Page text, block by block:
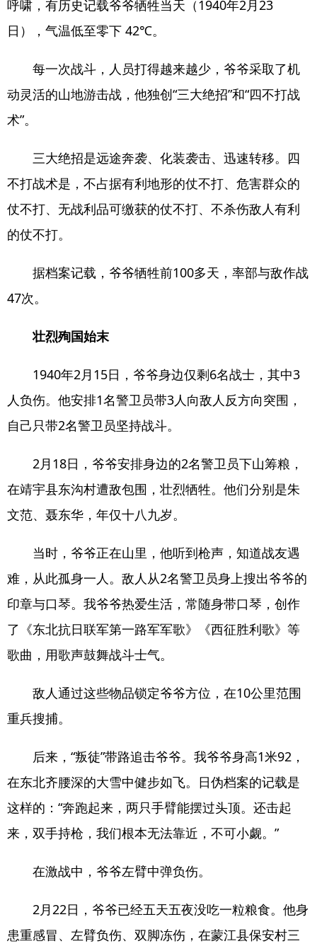
呼啸，有历史记载爷爷牺牲当天（1940年2月23
日），气温低至零下 42℃。
每一次战斗，人员打得越来越少，爷爷采取了机
动灵活的山地游击战，他独创“三大绝招”和“四不打战
术”。
三大绝招是远途奔袭、化装袭击、迅速转移。四
不打战术是，不占据有利地形的仗不打、危害群众的
仗不打、无战利品可缴获的仗不打、不杀伤敌人有利
的仗不打。
据档案记载，爷爷牺牲前100多天，率部与敌作战
47次。
壮烈殉国始末
1940年2月15日，爷爷身边仅剩6名战士，其中3
人负伤。他安排1名警卫员带3人向敌人反方向突围，
自己只带2名警卫员坚持战斗。
2月18日，爷爷安排身边的2名警卫员下山筹粮，
在靖宇县东沟村遭敌包围，壮烈牺牲。他们分别是朱
文范、聂东华，年仅十八九岁。
当时，爷爷正在山里，他听到枪声，知道战友遇
难，从此孤身一人。敌人从2名警卫员身上搜出爷爷的
印章与口琴。我爷爷热爱生活，常随身带口琴，创作
了《东北抗日联军第一路军军歌》《西征胜利歌》等
歌曲，用歌声鼓舞战斗士气。
敌人通过这些物品锁定爷爷方位，在10公里范围
重兵搜捕。
后来，“叛徒”带路追击爷爷。我爷爷身高1米92，
在东北齐腰深的大雪中健步如飞。日伪档案的记载是
这样的：“奔跑起来，两只手臂能摆过头顶。还击起
来，双手持枪，我们根本无法靠近，不可小觑。”
在激战中，爷爷左臂中弹负伤。
2月22日，爷爷已经五天五夜没吃一粒粮食。他身
患重感冒、左臂负伤、双脚冻伤，在蒙江县保安村三